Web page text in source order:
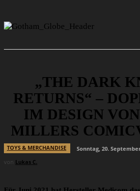
„THE DARK
RETURNS“ –
IM DESIGN
MILLERS
TOYS & MERCHANDISE
Sonntag, 20.
von Lukas C.